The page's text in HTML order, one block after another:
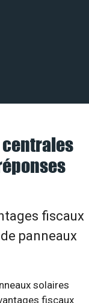
centrales
fiscaux
panneaux
solaires
fiscaux